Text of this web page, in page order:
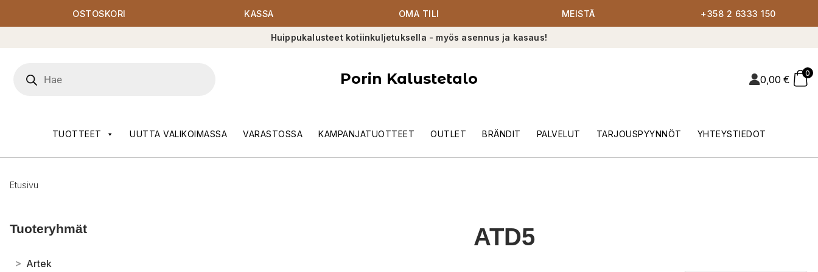
OSTOSKORI KASSA OMA TILI MEISTÄ +358 2 6333 150
Huippukalusteet kotiinkuljetuksella - myös asennus ja kasaus!
search
Porin Kalustetalo 0,00 €
0
TUOTTEET UUTTA VALIKOIMASSA VARASTOSSA KAMPANJATUOTTEET OUTLET BRÄNDIT PALVELUT TARJOUSPYYNNÖT YHTEYSTIEDOT
Etusivu
Tuoteryhmät
> Artek
ATD5